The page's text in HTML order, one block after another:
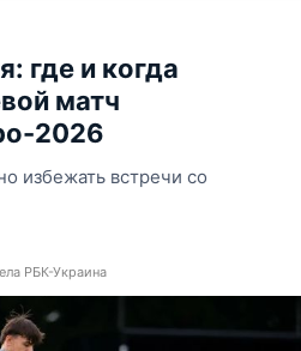
где и когда
матч
2026
избежать встречи со
РБК-Украина